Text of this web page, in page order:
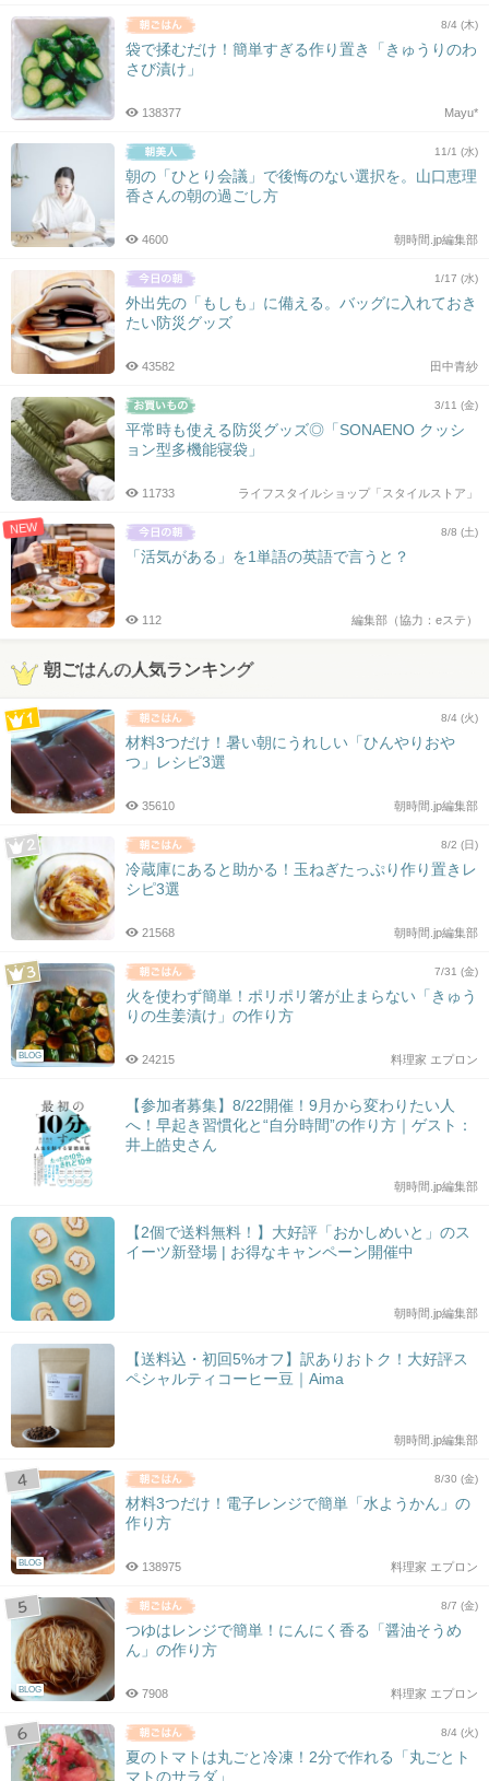
8/4 (木)
袋で揉むだけ！簡単すぎる作り置き「きゅうりのわ
さび漬け」
Mayu*
138377
11/1 (水)
朝の「ひとり会議」で後悔のない選択を。山口恵理
香さんの朝の過ごし方
朝時間.jp編集部
4600
1/17 (水)
外出先の「もしも」に備える。バッグに入れておき
たい防災グッズ
田中青紗
43582
3/11 (金)
平常時も使える防災グッズ◎「SONAENO クッシ
ョン型多機能寝袋」
ライフスタイルショップ「スタイルストア」
11733
NEW 8/8 (土)
「活気がある」を1単語の英語で言うと？
編集部（協力：eステ）
112
朝ごはんの人気ランキング
8/4 (火)
材料3つだけ！暑い朝にうれしい「ひんやりおや
つ」レシピ3選
朝時間.jp編集部
35610
8/2 (日)
冷蔵庫にあると助かる！玉ねぎたっぷり作り置きレ
シピ3選
朝時間.jp編集部
21568
BLOG
7/31 (金)
火を使わず簡単！ポリポリ箸が止まらない「きゅう
りの生姜漬け」の作り方
料理家 エプロン
24215
【参加者募集】8/22開催！9月から変わりたい人
へ！早起き習慣化と“自分時間”の作り方｜ゲスト：
井上皓史さん
朝時間.jp編集部
【2個で送料無料！】大好評「おかしめいと」のス
イーツ新登場 | お得なキャンペーン開催中
朝時間.jp編集部
【送料込・初回5%オフ】訳ありおトク！大好評ス
ペシャルティコーヒー豆｜Aima
朝時間.jp編集部
BLOG
8/30 (金)
材料3つだけ！電子レンジで簡単「水ようかん」の
作り方
料理家 エプロン
138975
BLOG
8/7 (金)
つゆはレンジで簡単！にんにく香る「醤油そうめ
ん」の作り方
料理家 エプロン
7908
8/4 (火)
夏のトマトは丸ごと冷凍！2分で作れる「丸ごとト
マトのサラダ」